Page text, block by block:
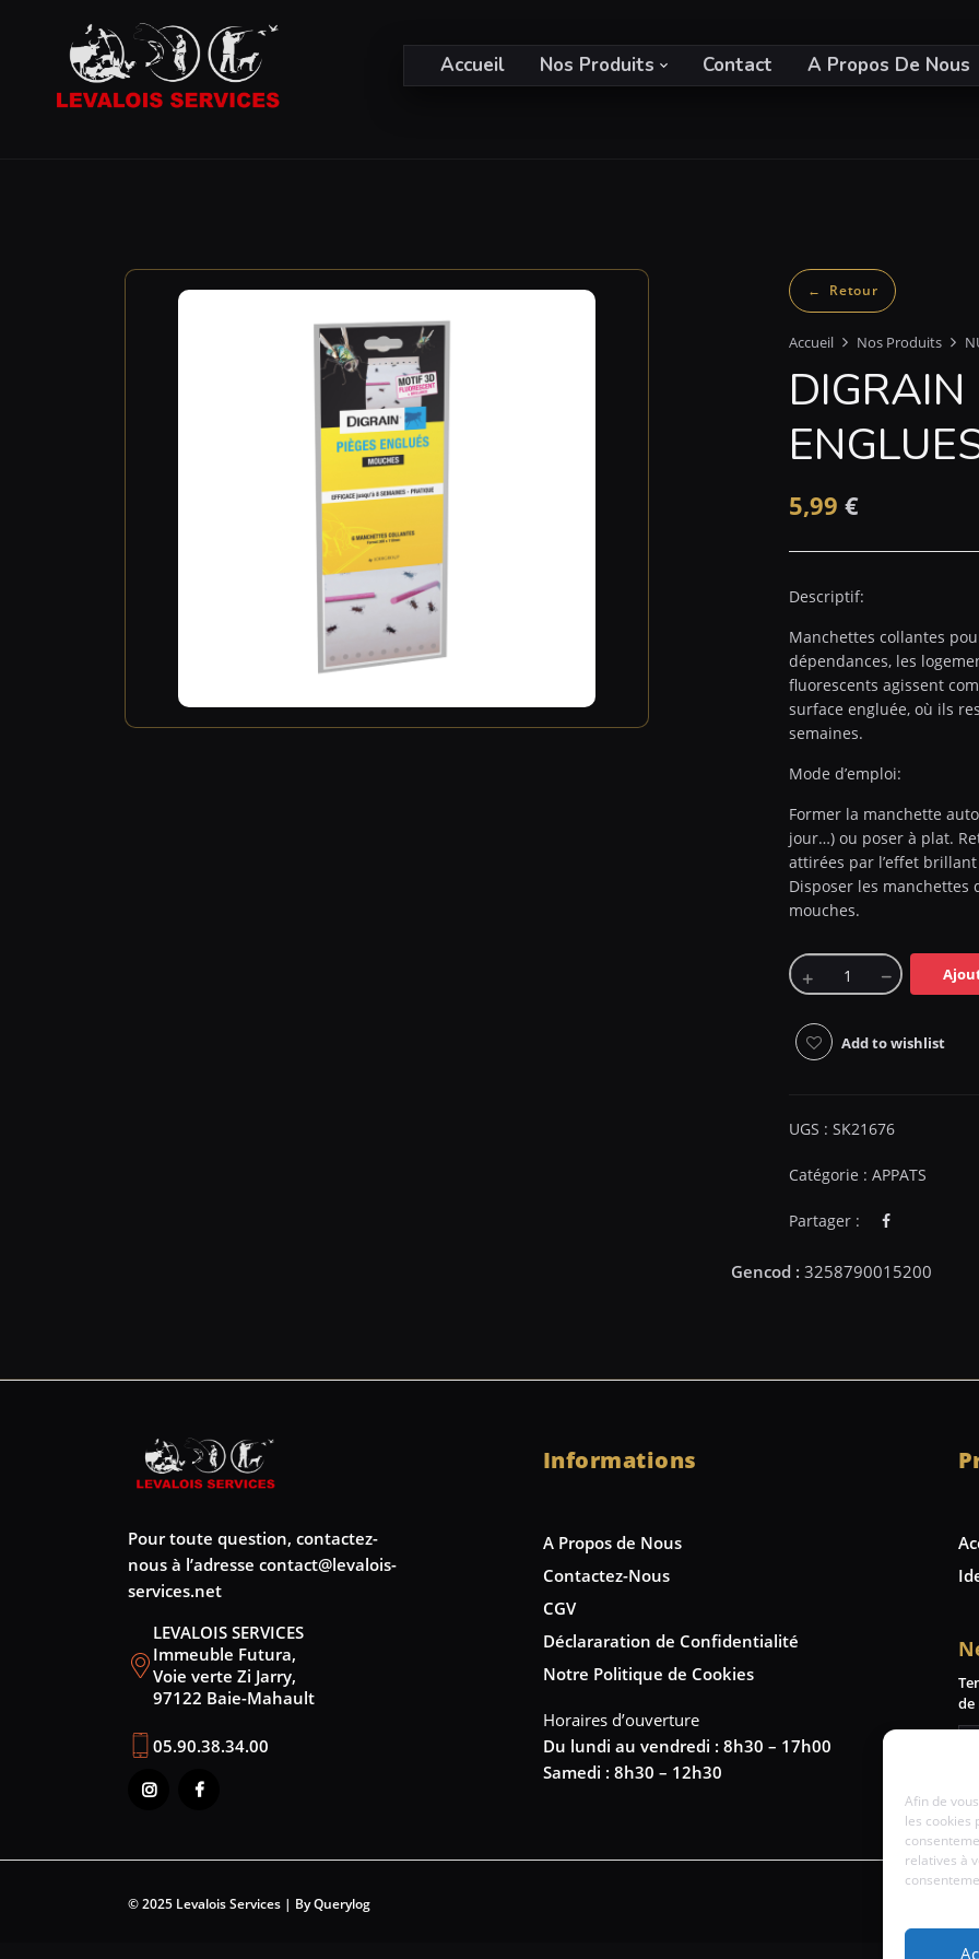
Afin de
les cookies
relatives à
Accueil Nos Produits Contact A Propos De Nous
Accueil Nos Produits
DIGRAIN
5,99 €
Descriptif:
Manchettes collantes
dépendances, les
fluorescents agissent
surface engluée, où ils
semaines.
Mode d’emploi:
Former la manchette
jour…) ou poser à plat.
attirées par l’effet
Disposer les
mouches.
Add to wishlist
UGS : SK21676
Catégorie : APPATS
Partager :
Pour toute question, contactez-
nous à l’adresse contact@levalois-
services.net
LEVALOIS SERVICES
Immeuble Futura,
Voie verte Zi Jarry,
97122 Baie-Mahault
05.90.38.34.00
Informations
A Propos de Nous
Contactez-Nous
CGV
Déclararation de Confidentialité
Notre Politique de Cookies
Horaires d’ouverture
Du lundi au vendredi : 8h30 – 17h00
Samedi : 8h30 – 12h30
de
© 2025 Levalois Services | By Querylog